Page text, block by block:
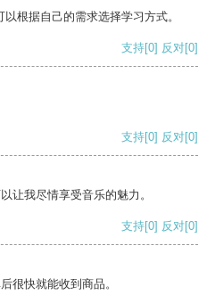
根据自己的需求选择学习方式。
支持[0] 反对[0]
支持[0] 反对[0]
让我尽情享受音乐的魅力。
支持[0] 反对[0]
很快就能收到商品。